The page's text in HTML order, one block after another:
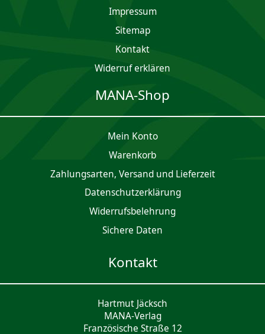
Impres­sum
Sitemap
Kontakt
Widerruf erklären
MANA-Shop
Mein Konto
Waren­korb
Zahlungsarten, Versand und Lieferzeit
Daten­schutz­er­klärung
Widerrufsbelehrung
Sichere Daten
Kontakt
Hartmut Jäcksch
MANA-Verlag
Französische Straße 12